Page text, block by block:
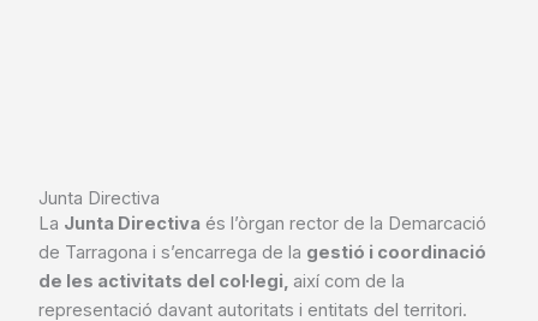
Junta Directiva
La Junta Directiva és l’òrgan rector de la Demarcació
de Tarragona i s’encarrega de la gestió i coordinació
de les activitats del col·legi, així com de la
representació davant autoritats i entitats del territori.